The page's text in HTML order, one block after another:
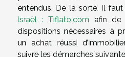
entendus. De la sorte, il
Israël : Tiflato.com afin de
dispositions nécessaires à
un achat réussi
suivre les démarches